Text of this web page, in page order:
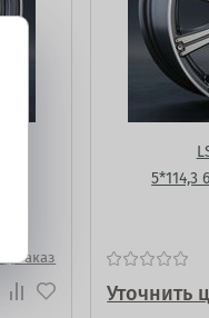
заказ
5*114,3
Уточнить